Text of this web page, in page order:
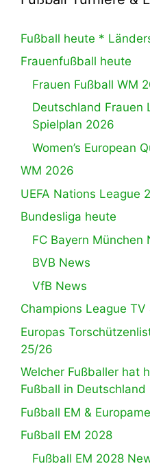
Fußball heute *
Frauenfußball heute
Frauen Fußball WM
Deutschland Frauen
Spielplan 2026
Women’s European
WM 2026
UEFA Nations League
Bundesliga heute
FC Bayern München
BVB News
VfB News
Champions League TV
Europas
25/26
Welcher Fußballer hat
Fußball in Deutschland
Fußball EM &
Fußball EM 2028
Fußball EM 2028